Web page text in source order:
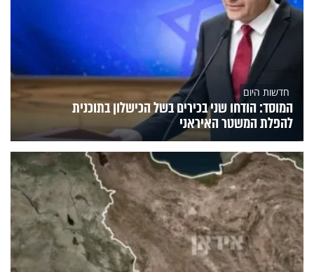
חדשות היום
המוסד: הודחו שני בכירים בשל הכישלון בתוכנית
להפלת המשטר האיראני